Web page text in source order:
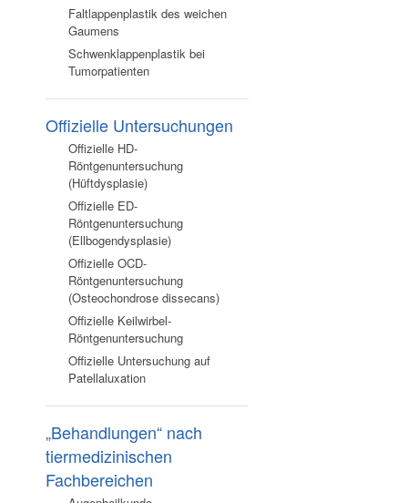
Faltlappenplastik des weichen
Gaumens
Schwenklappenplastik bei
Tumorpatienten
Offizielle Untersuchungen
Offizielle HD-
Röntgenuntersuchung
(Hüftdysplasie)
Offizielle ED-
Röntgenuntersuchung
(Ellbogendysplasie)
Offizielle OCD-
Röntgenuntersuchung
(Osteochondrose dissecans)
Offizielle Keilwirbel-
Röntgenuntersuchung
Offizielle Untersuchung auf
Patellaluxation
„Behandlungen“ nach
tiermedizinischen
Fachbereichen